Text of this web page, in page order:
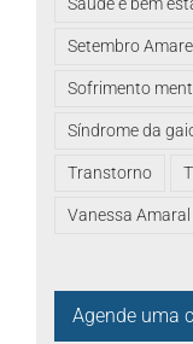
Setembro
Sofrimento
Síndrome da
Transtorno
Vanessa Amaral
Agende uma